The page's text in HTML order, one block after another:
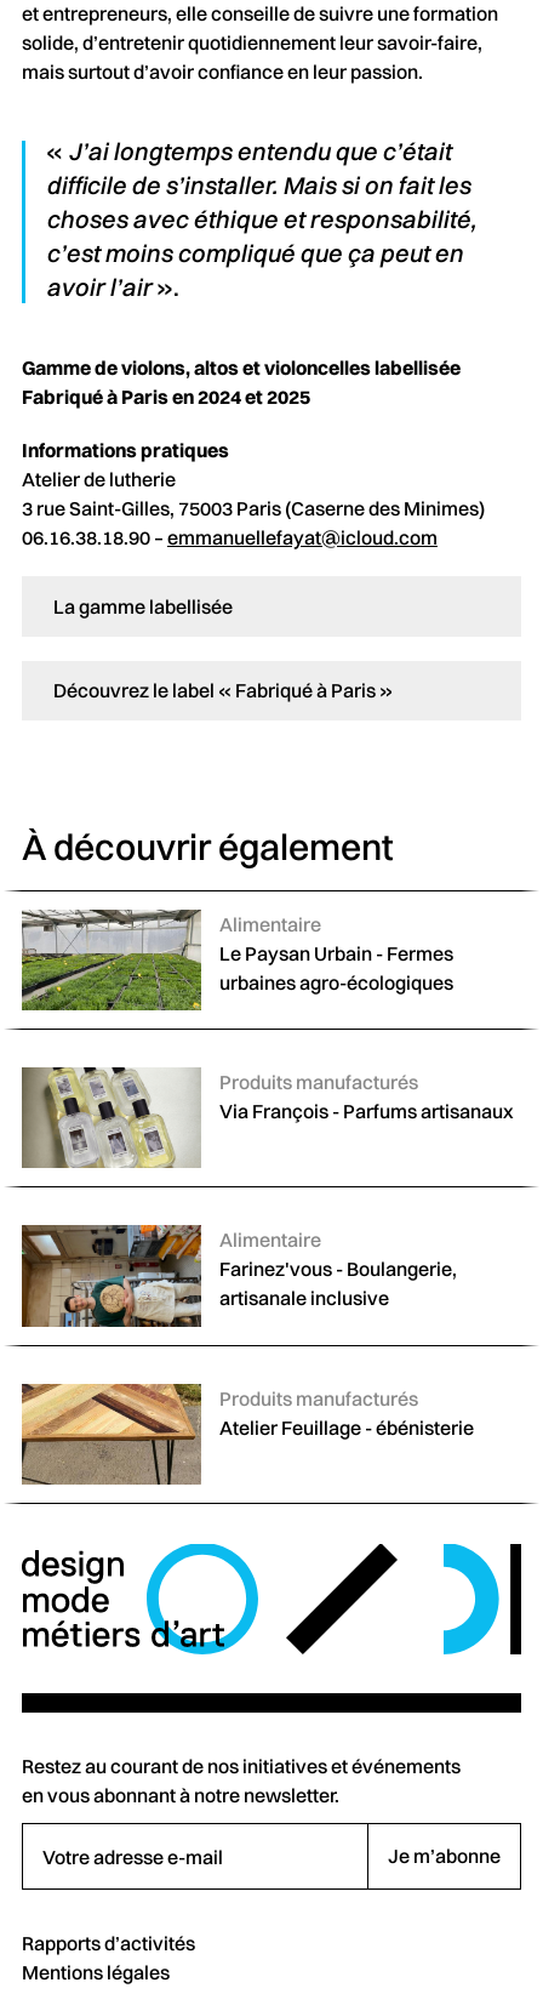
et entrepreneurs, elle conseille de suivre une formation
solide, d’entretenir quotidiennement leur savoir-faire,
mais surtout d’avoir confiance en leur passion.
« J’ai longtemps entendu que c’était
difficile de s’installer. Mais si on fait les
choses avec éthique et responsabilité,
c’est moins compliqué que ça peut en
avoir l’air».
Gamme de violons, altos et violoncelles labellisée
Fabriqué à Paris en 2024 et 2025
Informations pratiques
Atelier de lutherie
3 rue Saint-Gilles, 75003 Paris (Caserne des Minimes)
06.16.38.18.90 – emmanuellefayat@icloud.com
La gamme labellisée
Découvrez le label « Fabriqué à Paris »
À découvrir également
Catégories :
Alimentaire
Le Paysan Urbain - Fermes
urbaines agro-écologiques
Catégories :
Produits manufacturés
Via François - Parfums artisanaux
Catégories :
Alimentaire
Farinez'vous - Boulangerie,
artisanale inclusive
Catégories :
Produits manufacturés
Atelier Feuillage - ébénisterie
Restez au courant de nos initiatives et événements
en vous abonnant à notre newsletter.
Je m’abonne
Rapports d’activités
Mentions légales